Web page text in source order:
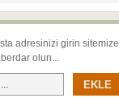
adresinizi girin sitemize
olun...